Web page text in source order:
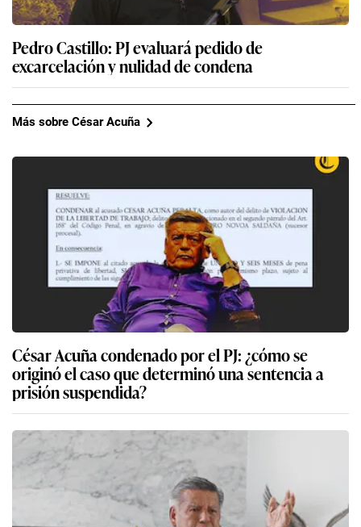
Pedro Castillo: PJ evaluará pedido de
excarcelación y nulidad de condena
Más sobre César Acuña
César Acuña condenado por el PJ: ¿cómo se
originó el caso que determinó una sentencia a
prisión suspendida?